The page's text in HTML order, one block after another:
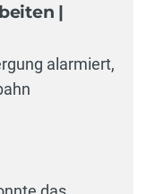
|
alarmiert,